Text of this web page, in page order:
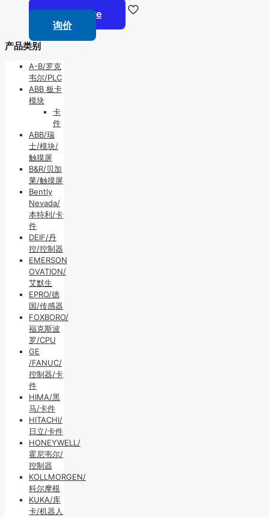
Read more
询价
产品类别
A-B/罗克
韦尔/PLC
ABB 板卡
模块
卡
件
ABB/瑞
士/模块/
触摸屏
B&R/贝加
莱/触摸屏
Bently
Nevada/
本特利/卡
件
DEIF/丹
控/控制器
EMERSON
OVATION/
艾默生
EPRO/德
国/传感器
FOXBORO/
福克斯波
罗/CPU
GE
/FANUC/
控制器/卡
件
HIMA/黑
马/卡件
HITACHI/
日立/卡件
HONEYWELL/
霍尼韦尔/
控制器
KOLLMORGEN/
科尔摩根
KUKA/库
卡/机器人